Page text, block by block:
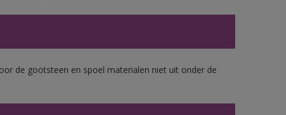
de gootsteen en spoel materialen niet uit onder de